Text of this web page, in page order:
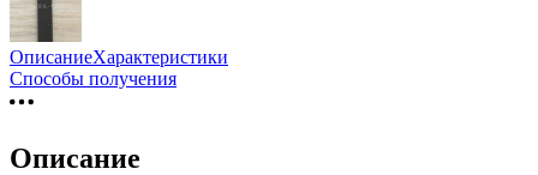
ОписаниеХарактеристики
Способы получения
Описание